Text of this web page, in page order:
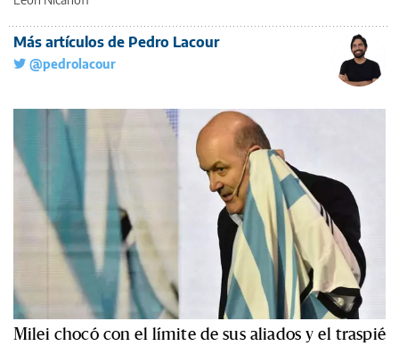
Más artículos de Pedro Lacour
@pedrolacour
Milei chocó con el límite de sus aliados y el traspié